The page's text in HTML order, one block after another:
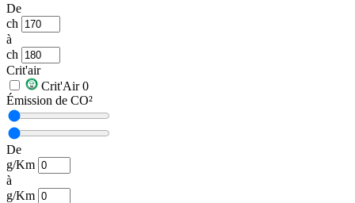
De
ch
à
ch
Crit'air
Crit'Air 0
Émission de CO²
De
g/Km
à
g/Km